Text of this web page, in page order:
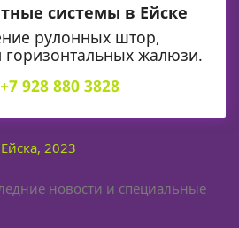
системы в Ейске
рулонных штор,
горизонтальных жалюзи.
928 880 3828
2023
новости и специальные